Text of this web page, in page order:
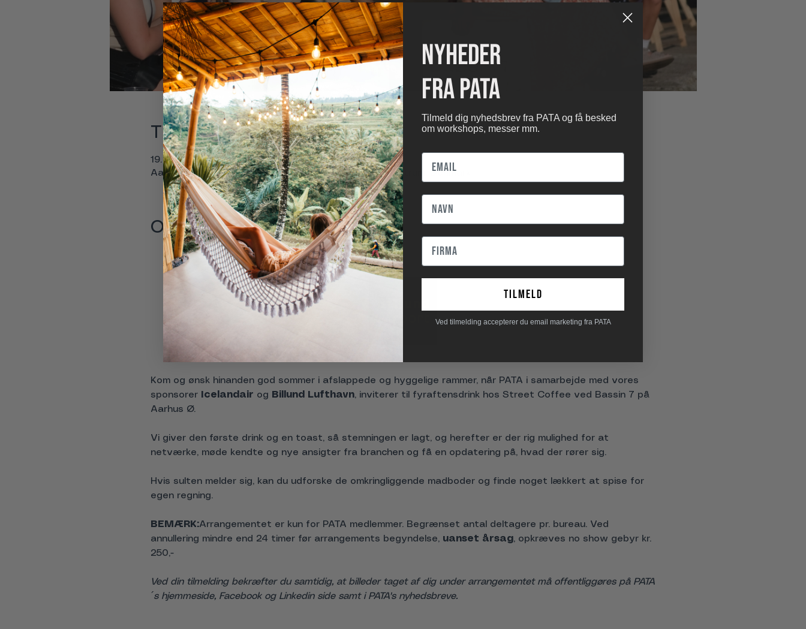
Tid og sted
19. jun. 2025, 17.30 – 21.30
Aarhus, Irma Pedersens Gade 180E, 8000 Aarhus Centrum, Denmark
Om eventet
Kom og ønsk hinanden god sommer i afslappede og hyggelige rammer, når PATA i samarbejde med vores
sponsorer
Icelandair og Billund Lufthavn, inviterer til fyraftensdrink hos Street Coffee ved Bassin 7 på
Aarhus Ø.
Vi giver den første drink og en toast, så stemningen er lagt, og herefter er der rig mulighed for at
netværke, møde kendte og nye ansigter fra branchen og få en opdatering på, hvad der rører sig.
Hvis sulten melder sig, kan du udforske de omkringliggende madboder og finde noget lækkert at spise for
egen regning.
BEMÆRK:Arrangementet er kun for PATA medlemmer. Begrænset antal deltagere pr. bureau. Ved
annullering mindre end 24 timer før arrangements begyndelse, uanset årsag, opkræves no show gebyr kr.
250,-
Ved din tilmelding bekræfter du samtidig, at billeder taget af dig under arrangementet må offentliggøres på PATA
´s hjemmeside, Facebook og Linkedin side samt i PATA's nyhedsbreve.
nyheder
fra pata
Tilmeld dig nyhedsbrev fra PATA og få besked
om workshops, messer mm.
tilmeld
Ved tilmelding accepterer du email marketing fra PATA